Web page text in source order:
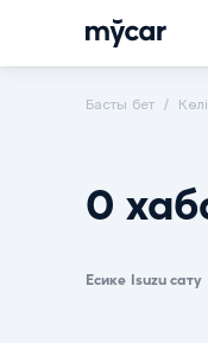
Басты бет
0
Есике Isuzu сату